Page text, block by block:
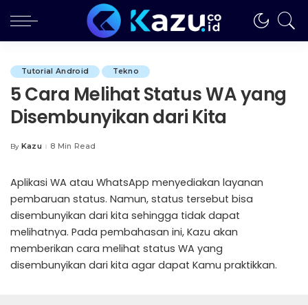
Tutorial Android Tekno
5 Cara Melihat Status WA yang
Disembunyikan dari Kita
Posted
By Kazu 8 Min Read
Aplikasi WA atau WhatsApp menyediakan layanan
pembaruan status. Namun, status tersebut bisa
disembunyikan dari kita sehingga tidak dapat
melihatnya. Pada pembahasan ini, Kazu akan
memberikan cara melihat status WA yang
disembunyikan dari kita agar dapat Kamu praktikkan.